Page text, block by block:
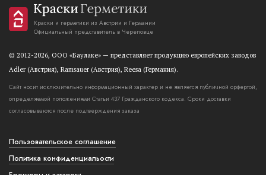
Краски и герметики из Австрии и Германии
Официальный представитель в Череповце
© 2012-2026, OOO «Баулаке» — представляет продукцию европейских заводов
Adler (Австрия), Ramsauer (Австрия), Reesa (Германия).
Сайт носит исключительно информационный характер и не является публичной орфертой,
определяемой положениями Статьи 437 Гражданского кодекса. Сроки доставки
согласовываются после подтверждения заказа
Пользовательское соглашение
Политика конфиденциальости